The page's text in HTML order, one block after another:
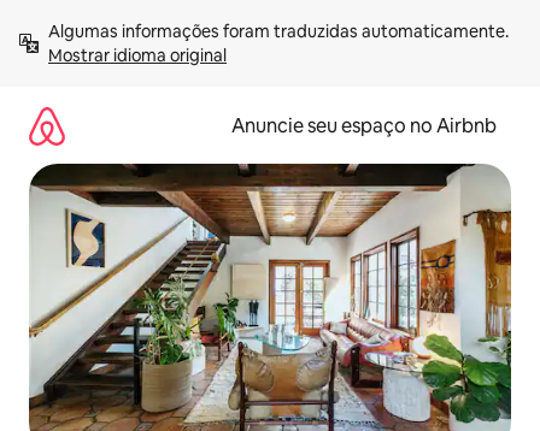
para
Mostrar idioma original
Anuncie seu espaço no Airbnb